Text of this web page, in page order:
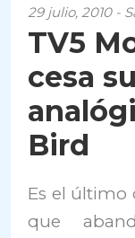
29 julio, 2010 -
TV5
cesa
Bird
Es el último
que